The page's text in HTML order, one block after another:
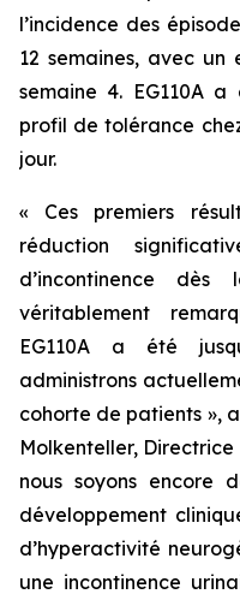
l’incidence des
12 semaines, avec
semaine 4. EG110A
profil de tolérance
jour.
« Ces premiers
réduction
d’incontinence
véritablement
EG110A a été
administrons
cohorte de patients »,
Molkenteller, Directrice
nous soyons encore
développement
d’hyperactivité
une incontinence